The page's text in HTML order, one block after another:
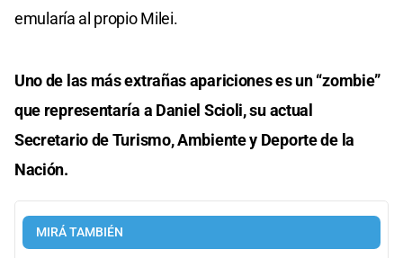
emularía al propio Milei.
Uno de las más extrañas apariciones es un “zombie”
que representaría a Daniel Scioli, su actual
Secretario de Turismo, Ambiente y Deporte de la
Nación.
MIRÁ TAMBIÉN